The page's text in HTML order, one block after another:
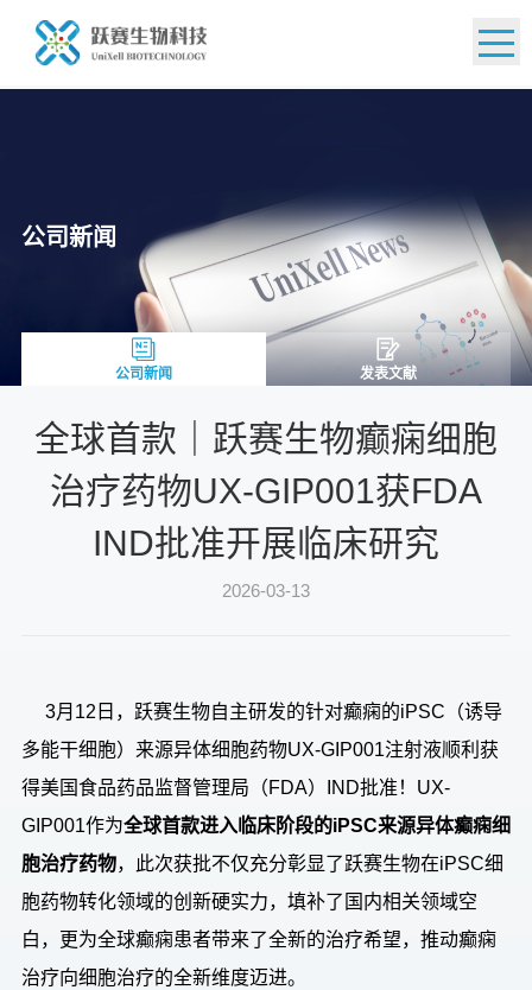
公司新闻
公司新闻 发表文献
全球首款｜跃赛生物癫痫细胞
治疗药物UX-GIP001获FDA
IND批准开展临床研究
2026-03-13
3月12 日，跃赛生物自主研发的针对癫痫的iPSC（诱导
多能干细胞）来源异体细胞药物UX-GIP001注射液顺利 获
得美国食品药品监督管理局（FDA） IND批准 ！ UX-
GIP001作为全球首款进入临床阶段的iPSC来源异体癫痫细
胞治疗药物， 此次获批不仅充分彰显了跃赛生物在iPSC细
胞药物转化领域的创新硬实力， 填补了国内相关领域空
白，
更为全球癫痫患者带来了全新的治疗希望，推动癫痫
治疗向细胞治疗的全新维度迈进。